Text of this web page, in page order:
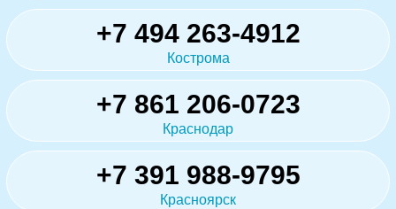
+7 494 263-4912
Кострома
+7 861 206-0723
Краснодар
+7 391 988-9795
Красноярск